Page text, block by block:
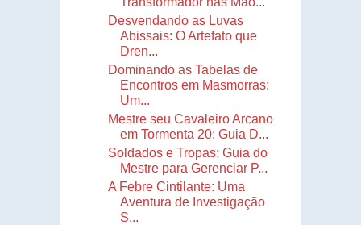
Desvendando as Luvas
Abissais: O Artefato que
Dren...
Dominando as Tabelas de
Encontros em Masmorras:
Um...
Mestre seu Cavaleiro Arcano
em Tormenta 20: Guia D...
Soldados e Tropas: Guia do
Mestre para Gerenciar P...
A Febre Cintilante: Uma
Aventura de Investigação
S...